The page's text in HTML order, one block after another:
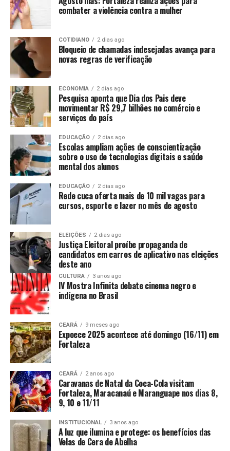
combater a violência contra a mulher
COTIDIANO 2 dias ago
Bloqueio de chamadas indesejadas avança para
novas regras de verificação
ECONOMIA 2 dias ago
Pesquisa aponta que Dia dos Pais deve
movimentar R$ 29,7 bilhões no comércio e
serviços do país
EDUCAÇÃO 2 dias ago
Escolas ampliam ações de conscientização
sobre o uso de tecnologias digitais e saúde
mental dos alunos
EDUCAÇÃO 2 dias ago
Rede cuca oferta mais de 10 mil vagas para
cursos, esporte e lazer no mês de agosto
ELEIÇÕES 2 dias ago
Justiça Eleitoral proíbe propaganda de
candidatos em carros de aplicativo nas eleições
deste ano
CULTURA 3 anos ago
IV Mostra Infinita debate cinema negro e
indígena no Brasil
CEARÁ 9 meses ago
Expoece 2025 acontece até domingo (16/11) em
Fortaleza
CEARÁ 2 anos ago
Caravanas de Natal da Coca-Cola visitam
Fortaleza, Maracanaú e Maranguape nos dias 8,
9, 10 e 11/11
INSTITUCIONAL 3 anos ago
A luz que ilumina e protege: os benefícios das
Velas de Cera de Abelha